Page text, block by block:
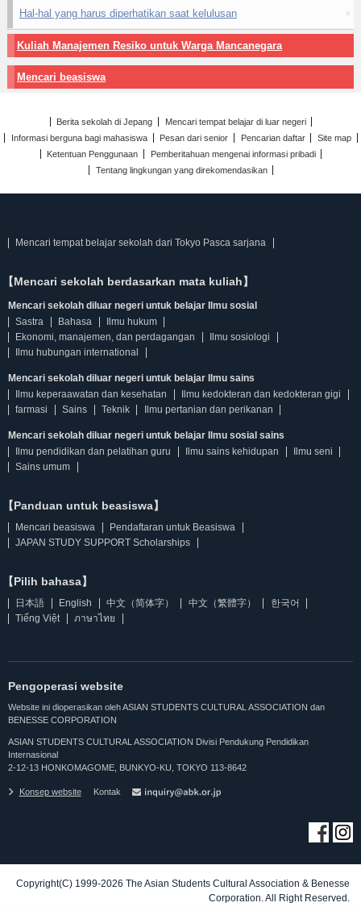
Hal-hal yang harus diperhatikan saat kelulusan
Kuliah Manajemen Resiko untuk Warga Mancanegara
Mencari beasiswa
Berita sekolah di Jepang
Mencari tempat belajar di luar negeri
Informasi berguna bagi mahasiswa
Pesan dari senior Pencarian daftar
Site map
Ketentuan Penggunaan
Pemberitahuan mengenai informasi pribadi
Tentang lingkungan yang direkomendasikan
Mencari tempat belajar sekolah dari Tokyo Pasca sarjana
【Mencari sekolah berdasarkan mata kuliah】
Mencari sekolah diluar negeri untuk belajar Ilmu sosial
Sastra
Bahasa
Ilmu hukum
Ekonomi, manajemen, dan perdagangan
Ilmu sosiologi
Ilmu hubungan international
Mencari sekolah diluar negeri untuk belajar Ilmu sains
Ilmu keperaawatan dan kesehatan
Ilmu kedokteran dan kedokteran gigi
farmasi
Sains Teknik Ilmu pertanian dan perikanan
Mencari sekolah diluar negeri untuk belajar Ilmu sosial sains
Ilmu pendidikan dan pelatihan guru
Ilmu sains kehidupan
Ilmu seni
Sains umum
【Panduan untuk beasiswa】
Mencari beasiswa
Pendaftaran untuk Beasiswa
JAPAN STUDY SUPPORT Scholarships
【Pilih bahasa】
日本語 English 中文（简体字） 中文（繁體字）
한국어
Tiếng Việt
ภาษาไทย
Pengoperasi website
Website ini dioperasikan oleh ASIAN STUDENTS CULTURAL ASSOCIATION dan
BENESSE CORPORATION
ASIAN STUDENTS CULTURAL ASSOCIATION Divisi Pendukung Pendidikan
Internasional
2-12-13 HONKOMAGOME, BUNKYO-KU, TOKYO 113-8642
Konsep website Kontak
Copyright(C) 1999-2026 The Asian Students Cultural Association & Benesse
Corporation. All Right Reserved.